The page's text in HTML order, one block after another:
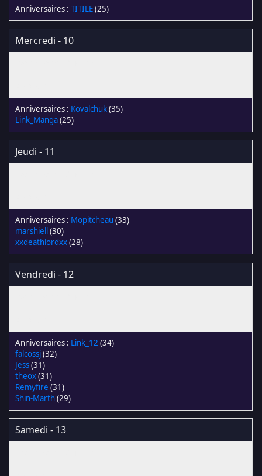
TITILE(25)
Mercredi - 10
Kovalchuk(35)
Link_Manga(25)
Jeudi - 11
Mopitcheau (33)
marshiell (30)
xxdeathlordxx(28)
Vendredi - 12
Link_12 (34)
falcossj(32)
Jess(31)
theox(31)
Remyfire (31)
Shin-Marth(29)
Samedi - 13